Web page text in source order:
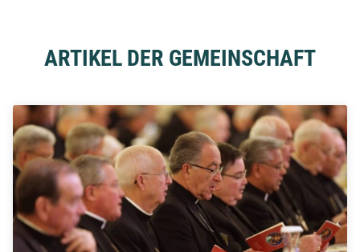
ARTIKEL DER GEMEINSCHAFT